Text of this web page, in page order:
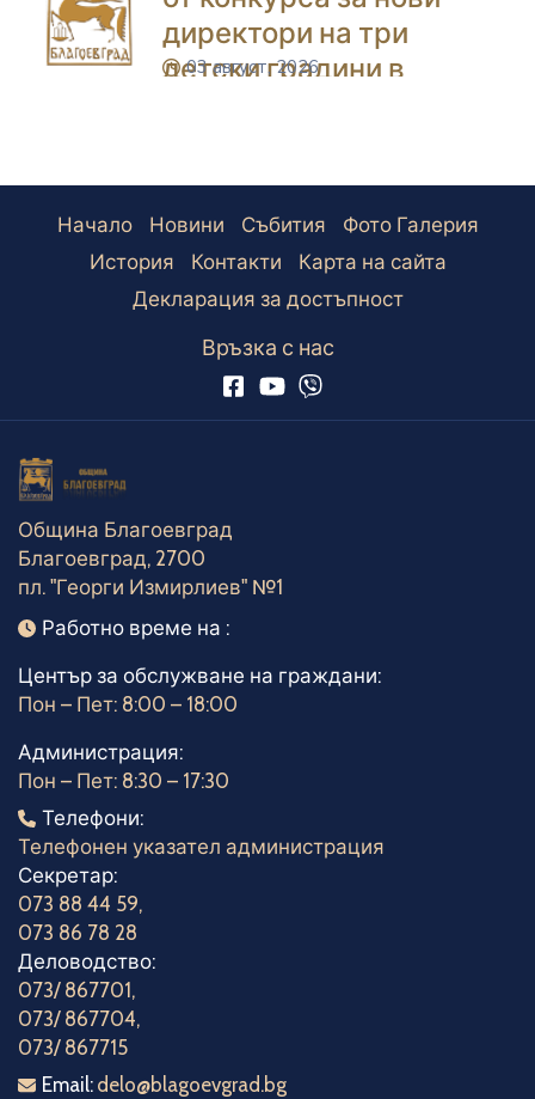
директори на три
детски градини в
icon
03 август, 2026
Начало Новини Събития
Фото Галерия
История
Контакти
Карта на сайта
Декларация за достъпност
Връзка с нас
Община Благоевград
Благоевград, 2700
пл. "Георги Измирлиев" №1
Работно време
Работно време на :
Център за обслужване на граждани:
Пон – Пет: 8:00 – 18:00
Администрация:
Пон – Пет: 8:30 – 17:30
Телефони
Телефони:
Телефонен указател администрация
Секретар:
073 88 44 59,
073 86 78 28
Деловодство:
073/ 867701,
073/ 867704,
073/ 867715
Електронна поща
Email: delo@blagoevgrad.bg